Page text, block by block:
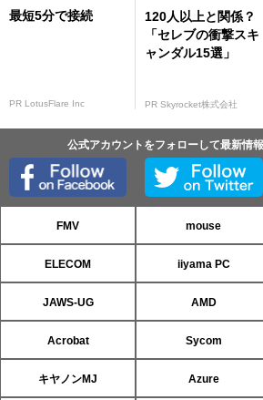
最短5分で接続
PR LotusFlare Inc
120人以上と関係？
「セレブの衝撃スキ
ャンダル15選」
PR Skyrocket株式会社
公式アカウントをフォローして最新情
FMV mouse
ELECOM iiyama PC
JAWS-UG AMD
Acrobat Sycom
キヤノンMJ Azure